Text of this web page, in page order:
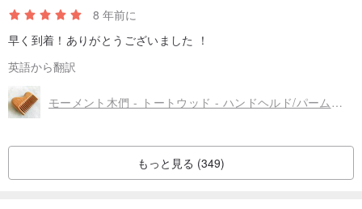
8 年前に
早く到着！ありがとうございました ！
英語から翻訳
モーメント木們 - トートウッド - ハンドヘルド/パームベースのCAMELコーム（台湾。ヒノキ）
もっと見る (349)